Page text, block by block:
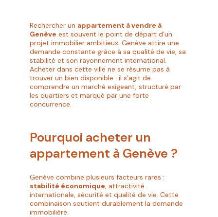
Rechercher un appartement à vendre à
Genève est souvent le point de départ d’un
projet immobilier ambitieux. Genève attire une
demande constante grâce à sa qualité de vie, sa
stabilité et son rayonnement international.
Acheter dans cette ville ne se résume pas à
trouver un bien disponible : il s’agit de
comprendre un marché exigeant, structuré par
les quartiers et marqué par une forte
concurrence.
Pourquoi acheter un
appartement à Genève ?
Genève combine plusieurs facteurs rares :
stabilité économique, attractivité
internationale, sécurité et qualité de vie. Cette
combinaison soutient durablement la demande
immobilière.